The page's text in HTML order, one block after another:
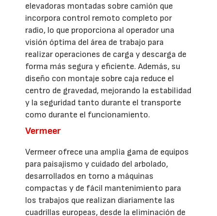
elevadoras montadas sobre camión que
incorpora control remoto completo por
radio, lo que proporciona al operador una
visión óptima del área de trabajo para
realizar operaciones de carga y descarga de
forma más segura y eficiente. Además, su
diseño con montaje sobre caja reduce el
centro de gravedad, mejorando la estabilidad
y la seguridad tanto durante el transporte
como durante el funcionamiento.
Vermeer
Vermeer ofrece una amplia gama de equipos
para paisajismo y cuidado del arbolado,
desarrollados en torno a máquinas
compactas y de fácil mantenimiento para
los trabajos que realizan diariamente las
cuadrillas europeas, desde la eliminación de